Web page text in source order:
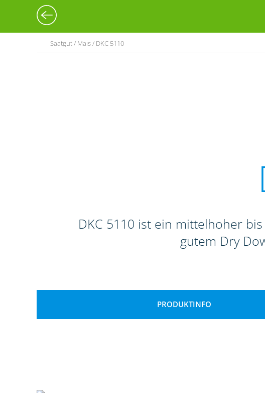
Saatgut / Mais / DKC 5110
DKC 5110 ist ein mittelhoher
gutem Dry
PRODUKTINFO